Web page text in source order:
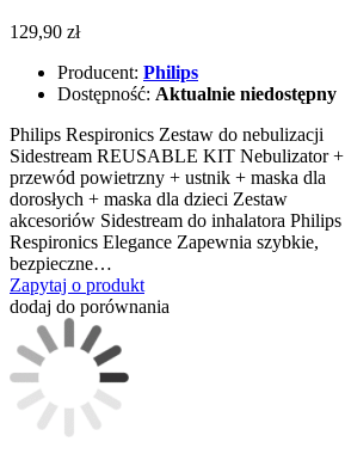
129,90 zł
Producent: Philips
Dostępność: Aktualnie niedostępny
Philips Respironics Zestaw do nebulizacji
Sidestream REUSABLE KIT Nebulizator +
przewód powietrzny + ustnik + maska dla
dorosłych + maska dla dzieci Zestaw
akcesoriów Sidestream do inhalatora Philips
Respironics Elegance Zapewnia szybkie,
bezpieczne…
Zapytaj o produkt
dodaj do porównania